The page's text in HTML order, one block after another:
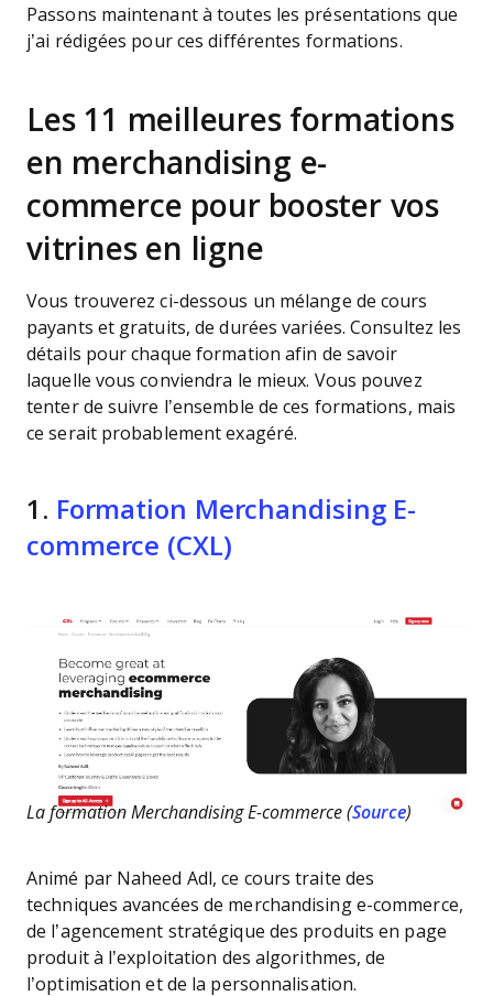
Passons maintenant à toutes les présentations que
j’ai rédigées pour ces différentes formations.
Les 11 meilleures formations
en merchandising e-
commerce pour booster vos
vitrines en ligne
Vous trouverez ci-dessous un mélange de cours
payants et gratuits, de durées variées. Consultez les
détails pour chaque formation afin de savoir
laquelle vous conviendra le mieux. Vous pouvez
tenter de suivre l’ensemble de ces formations, mais
ce serait probablement exagéré.
1. Formation Merchandising E-
commerce (CXL)
La formation Merchandising E-commerce (Source)
Animé par Naheed Adl, ce cours traite des
techniques avancées de merchandising e-commerce,
de l’agencement stratégique des produits en page
produit à l’exploitation des algorithmes, de
l’optimisation et de la personnalisation.